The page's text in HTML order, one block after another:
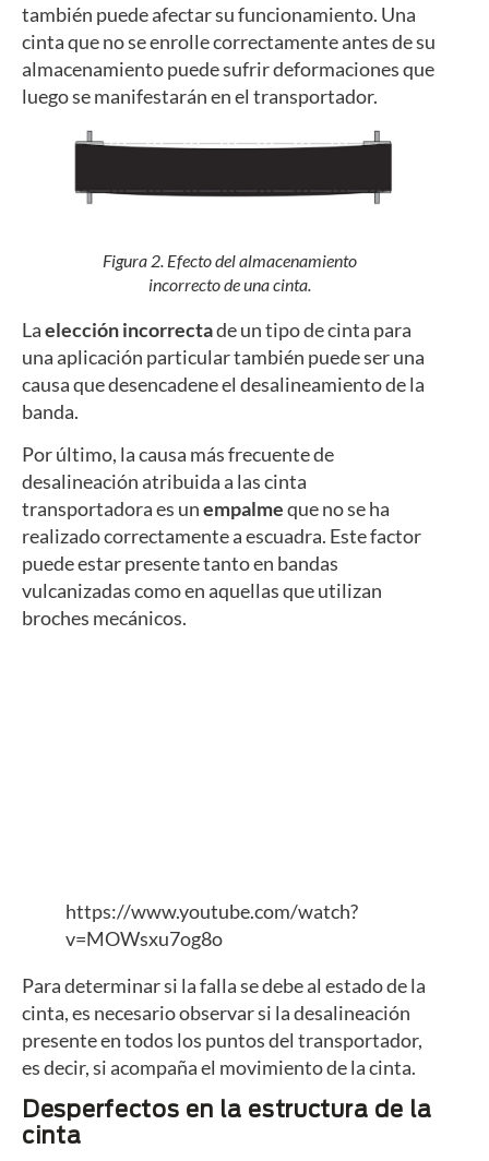
también puede afectar su funcionamiento. Una
cinta que no se enrolle correctamente antes de su
almacenamiento puede sufrir deformaciones que
luego se manifestarán en el transportador.
Figura 2. Efecto del almacenamiento
incorrecto de una cinta.
Laelección incorrectade un tipo de cinta para
una aplicación particular también puede ser una
causa que desencadene el desalineamiento de la
banda.
Por último, la causa más frecuente de
desalineación atribuida a las cinta
transportadora es unempalmeque no se ha
realizado correctamente a escuadra. Este factor
puede estar presente tanto en bandas
vulcanizadas como en aquellas que utilizan
broches mecánicos.
https://www.youtube.com/watch?
v=MOWsxu7og8o
Para determinar si la falla se debe al estado de la
cinta, es necesario observar si la desalineación
presente en todos los puntos del transportador,
es decir, si acompaña el movimiento de la cinta.
Desperfectos en la estructura de la
cinta